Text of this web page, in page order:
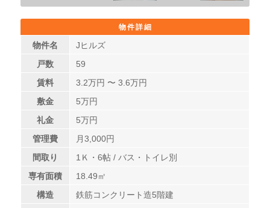
物件詳細
物件名
Jヒルズ
戸数
59
賃料
3.2万円 〜 3.6万円
敷金
5万円
礼金
5万円
管理費
月3,000円
間取り
1Ｋ・6帖 / バス・トイレ別
専有面積
18.49㎡
構造
鉄筋コンクリート造5階建